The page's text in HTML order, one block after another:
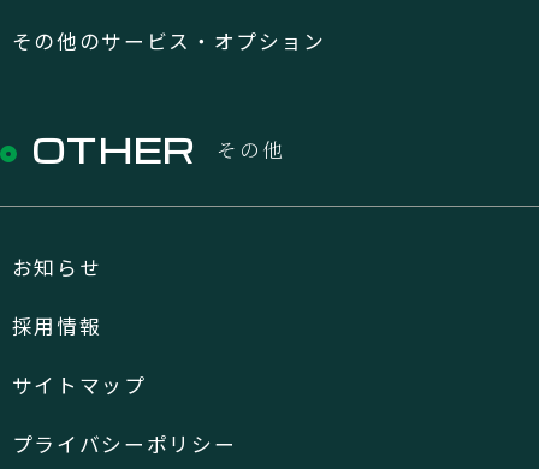
その他のサービス・オプション
OTHER その他
お知らせ
採用情報
サイトマップ
プライバシーポリシー